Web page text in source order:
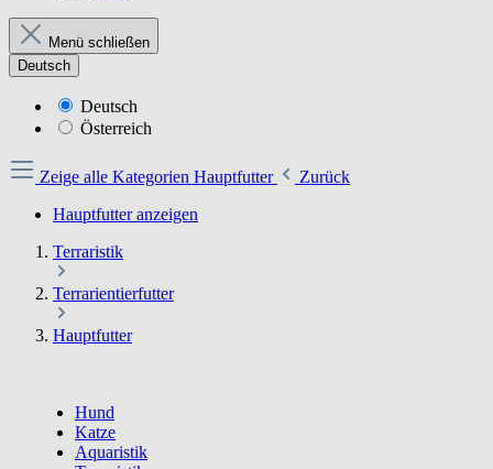
Menü schließen
Deutsch
Deutsch
Österreich
Zeige alle Kategorien Hauptfutter
Zurück
Hauptfutter anzeigen
Terraristik
Terrarientierfutter
Hauptfutter
Hund
Katze
Aquaristik